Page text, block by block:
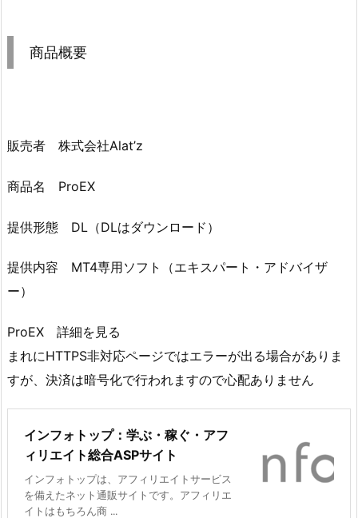
商品概要
販売者 株式会社Alat’z
商品名 ProEX
提供形態 DL（DLはダウンロード）
提供内容 MT4専用ソフト（エキスパート・アドバイザ
ー）
ProEX 詳細を見る
まれにHTTPS非対応ページではエラーが出る場合がありま
すが、決済は暗号化で行われますので心配ありません
インフォトップ：学ぶ・稼ぐ・アフ
ィリエイト総合ASPサイト
インフォトップは、アフィリエイトサービス
を備えたネット通販サイトです。アフィリエ
イトはもちろん商 ...